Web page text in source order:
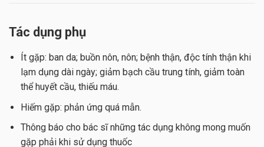
Tác dụng phụ
Ít gặp: ban da; buồn nôn, nôn; bệnh thận, độc tính thận khi
lạm dụng dài ngày; giảm bạch cầu trung tính, giảm toàn
thể huyết cầu, thiếu máu.
Hiếm gặp: phản ứng quá mẫn.
Thông báo cho bác sĩ những tác dụng không mong muốn
gặp phải khi sử dụng thuốc